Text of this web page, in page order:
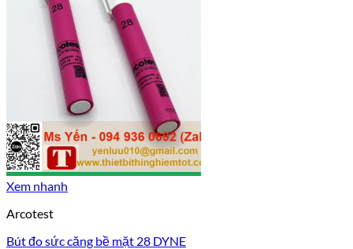
Xem nhanh
Arcotest
Bút đo sức căng bề mặt 28 DYNE